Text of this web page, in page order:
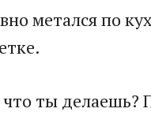
метался по
ты делаешь?